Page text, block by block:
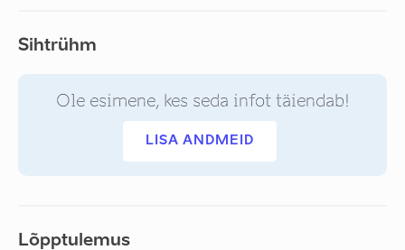
Sihtrühm
Ole esimene, kes seda infot täiendab!
LISA ANDMEID
Lõpptulemus